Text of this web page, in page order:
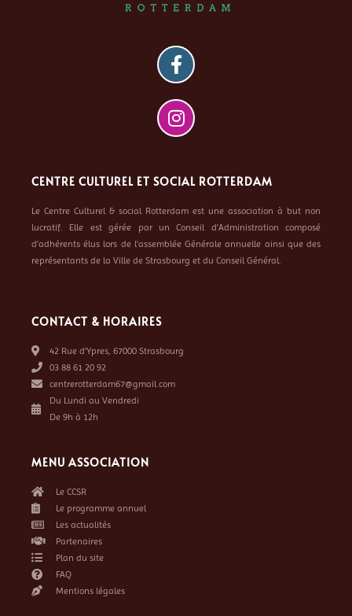
CENTRE CULTUREL ET SOCIAL ROTTERDAM
Le Centre Culturel & social Rotterdam est une association à but non
lucratif. Elle est gérée par un Conseil d’Administration composé
d’adhérents élus lors de l’assemblée Générale annuelle ainsi que des
représentants de la Ville de Strasbourg et du Conseil Général.
CONTACT & HORAIRES
42 Rue d’Ypres, 67000 Strasbourg
03 88 61 20 92
centrerotterdam67@gmail.com
Du Lundi au Vendredi
De 9h à 12h
MENU ASSOCIATION
Le CCSR
Le programme annuel
Les actualités
Partenaires
Plan du site
FAQ
Mentions légales